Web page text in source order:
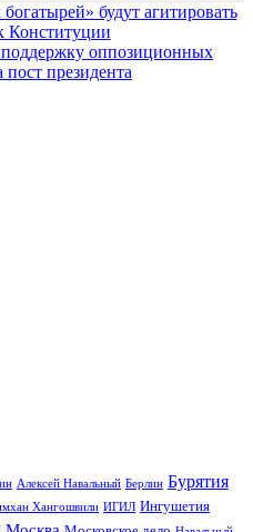
будут агитировать
Конституции
оппозиционных
пост президента
Алексей Навальный Берлин Бурятия
Хангошвили ИГИЛ Ингушетия